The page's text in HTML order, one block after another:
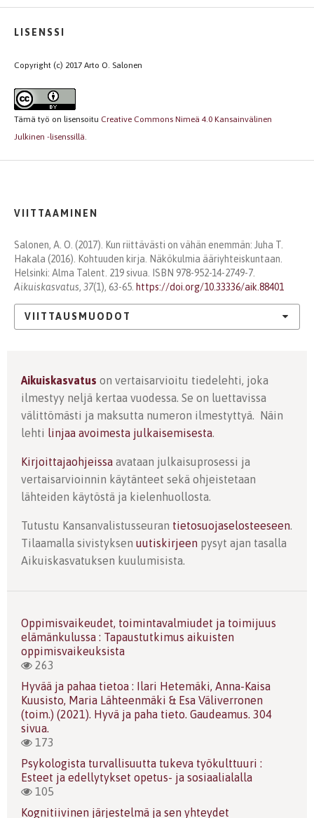
LISENSSI
Copyright (c) 2017 Arto O. Salonen
Tämä työ on lisensoitu Creative Commons Nimeä 4.0 Kansainvälinen
Julkinen -lisenssillä.
VIITTAAMINEN
Salonen, A. O. (2017). Kun riittävästi on vähän enemmän: Juha T.
Hakala (2016). Kohtuuden kirja. Näkökulmia ääriyhteiskuntaan.
Helsinki: Alma Talent. 219 sivua. ISBN 978-952-14-2749-7.
Aikuiskasvatus, 37(1), 63-65. https://doi.org/10.33336/aik.88401
VIITTAUSMUODOT
Aikuiskasvatus on vertaisarvioitu tiedelehti, joka
ilmestyy neljä kertaa vuodessa. Se on luettavissa
välittömästi ja maksutta numeron ilmestyttyä. Näin
lehti linjaa avoimesta julkaisemisesta.
Kirjoittajaohjeissa avataan julkaisuprosessi ja
vertaisarvioinnin käytänteet sekä ohjeistetaan
lähteiden käytöstä ja kielenhuollosta.
Tutustu Kansanvalistusseuran tietosuojaselosteeseen.
Tilaamalla sivistyksen uutiskirjeen pysyt ajan tasalla
Aikuiskasvatuksen kuulumisista.
Oppimisvaikeudet, toimintavalmiudet ja toimijuus
elämänkulussa : Tapaustutkimus aikuisten
oppimisvaikeuksista
263
Hyvää ja pahaa tietoa : Ilari Hetemäki, Anna-Kaisa
Kuusisto, Maria Lähteenmäki & Esa Väliverronen
(toim.) (2021). Hyvä ja paha tieto. Gaudeamus. 304
sivua.
173
Psykologista turvallisuutta tukeva työkulttuuri :
Esteet ja edellytykset opetus- ja sosiaalialalla
105
Kognitiivinen järjestelmä ja sen yhteydet